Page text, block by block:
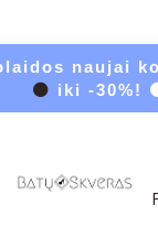
naujai
⚫ iki -30%!